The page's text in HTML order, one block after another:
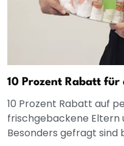
10 Prozent Rabatt für
10 Prozent Rabatt auf
frischgebackene Eltern
Besonders gefragt sind